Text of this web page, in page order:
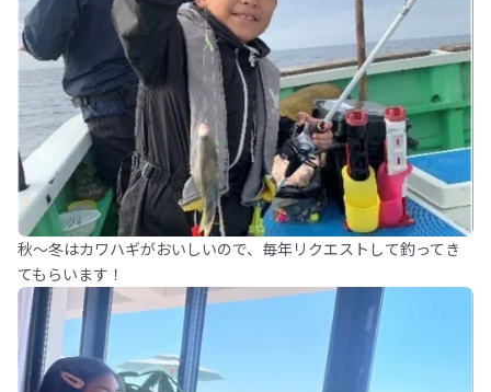
秋～冬はカワハギがおいしいので、毎年リクエストして釣ってき
てもらいます！